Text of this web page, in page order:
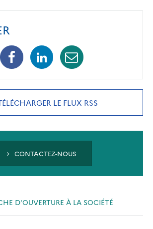
Facebook
(opens
tab)
Linkedin
(opens
tab)
Mail
(opens
tab)
LE FLUX RSS(OPENS
NEW
CONTACTEZ-NOUS
D'OUVERTURE À LA SOCIÉTÉ